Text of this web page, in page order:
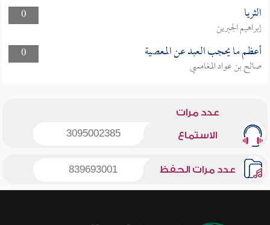
0
الثريا
إبراهيم الجبرين
0
أعظم ما يحجب العبد عن المعصية
صالح بن عواد المغامسي
عدد مرات
الاستماع 3095002385
عدد مرات الحفظ 839693001